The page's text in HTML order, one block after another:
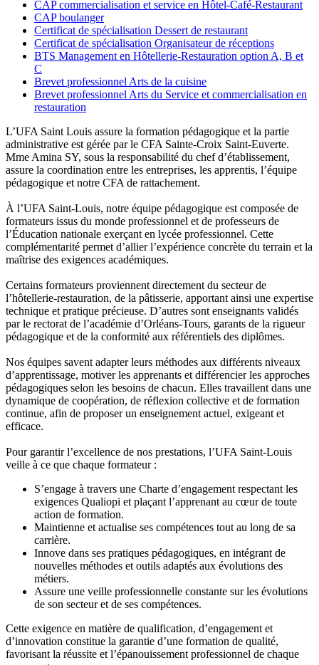
CAP commercialisation et service en Hôtel-Café-Restaurant
CAP boulanger
Certificat de spécialisation Dessert de restaurant
Certificat de spécialisation Organisateur de réceptions
BTS Management en Hôtellerie-Restauration option A, B et
C
Brevet professionnel Arts de la cuisine
Brevet professionnel Arts du Service et commercialisation en
restauration
L’UFA Saint Louis assure la formation pédagogique et la partie
administrative est gérée par le CFA Sainte-Croix Saint-Euverte.
Mme Amina SY, sous la responsabilité du chef d’établissement,
assure la coordination entre les entreprises, les apprentis, l’équipe
pédagogique et notre CFA de rattachement.
À l’UFA Saint-Louis, notre équipe pédagogique est composée de
formateurs issus du monde professionnel et de professeurs de
l’Éducation nationale exerçant en lycée professionnel. Cette
complémentarité permet d’allier l’expérience concrète du terrain et la
maîtrise des exigences académiques.
Certains formateurs proviennent directement du secteur de
l’hôtellerie-restauration, de la pâtisserie, apportant ainsi une expertise
technique et pratique précieuse. D’autres sont enseignants validés
par le rectorat de l’académie d’Orléans-Tours, garants de la rigueur
pédagogique et de la conformité aux référentiels des diplômes.
Nos équipes savent adapter leurs méthodes aux différents niveaux
d’apprentissage, motiver les apprenants et différencier les approches
pédagogiques selon les besoins de chacun. Elles travaillent dans une
dynamique de coopération, de réflexion collective et de formation
continue, afin de proposer un enseignement actuel, exigeant et
efficace.
Pour garantir l’excellence de nos prestations, l’UFA Saint-Louis
veille à ce que chaque formateur :
S’engage à travers une Charte d’engagement respectant les
exigences Qualiopi et plaçant l’apprenant au cœur de toute
action de formation.
Maintienne et actualise ses compétences tout au long de sa
carrière.
Innove dans ses pratiques pédagogiques, en intégrant de
nouvelles méthodes et outils adaptés aux évolutions des
métiers.
Assure une veille professionnelle constante sur les évolutions
de son secteur et de ses compétences.
Cette exigence en matière de qualification, d’engagement et
d’innovation constitue la garantie d’une formation de qualité,
favorisant la réussite et l’épanouissement professionnel de chaque